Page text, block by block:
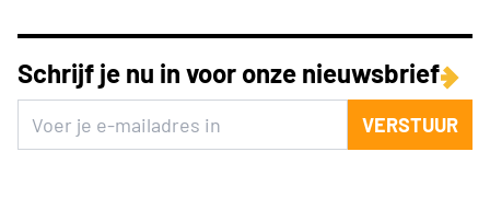
Schrijf je nu in voor onze nieuwsbrief
VERSTUUR